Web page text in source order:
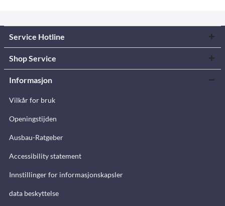
Service Hotline
Shop Service
Informasjon
Vilkår for bruk
Openingstijden
Ausbau-Ratgeber
Accessibility statement
Innstillinger for informasjonskapsler
data beskyttelse